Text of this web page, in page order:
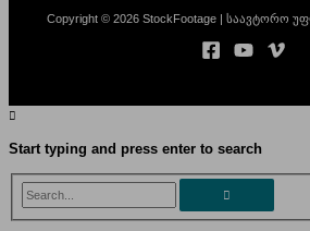
Copyright © 2026 StockFootage | საავტორო
Start typing and press enter to search